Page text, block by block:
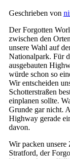
Geschrieben von
Der Forgotten
zwischen den
unsere Wahl auf
Nationalpark. Für
ausgebauten
würde schon so
Wir entscheiden
Schotterstraßen
einplanen sollte.
Grunde gar nicht.
Highway gerade
davon.
Wir packen unsere
Stratford, der